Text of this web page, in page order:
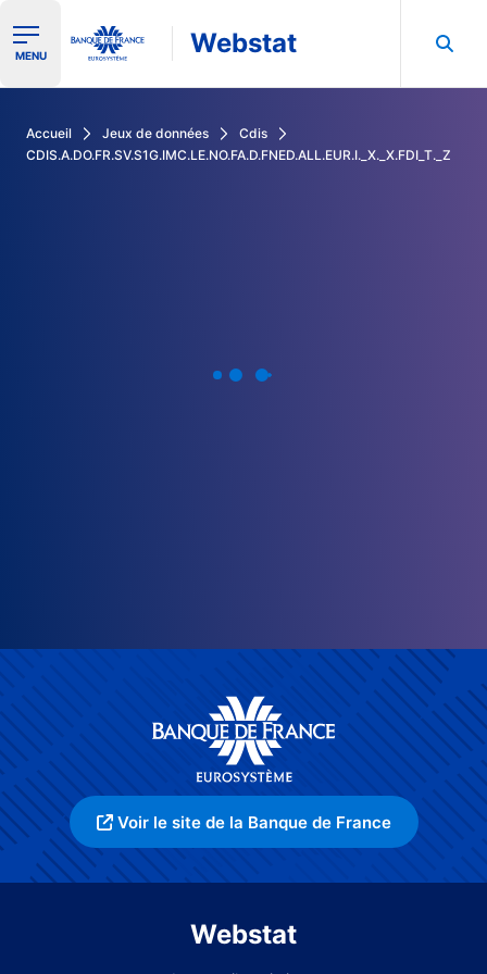
Ouvrir le menu de navigation
MENU Webstat
Accueil Jeux de données
Cdis
CDIS.A.DO.FR.SV.S1G.IMC.LE.NO.FA.D.FNED.ALL.EUR.I._X._X.FDI_T._Z
Voir le site de la Banque de France
Webstat